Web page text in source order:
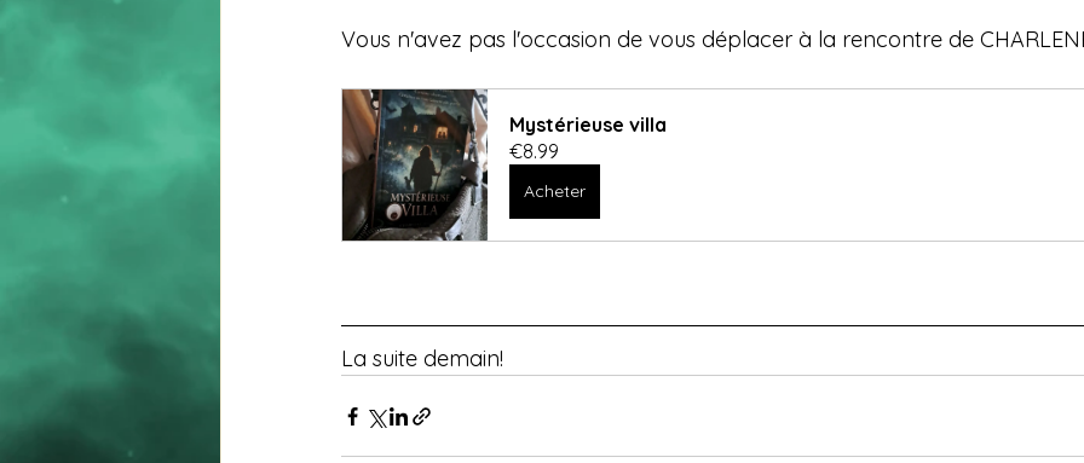
Vous n'avez pas l'occasion de vous déplacer à la rencontre de
Mystérieuse villa
€8.99
Acheter
La suite demain!